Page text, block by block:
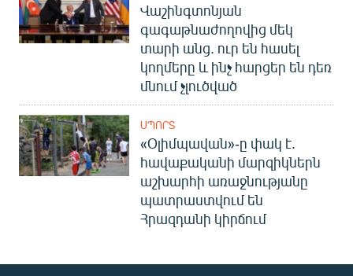
Վաշինգտոնյան
գագաթնաժողովից մեկ
տարի անց. ուր են հասել
կողմերը և ինչ հարցեր են դեռ
մնում չլուծված
ՍՊՈՐՏ
«Օլիմպավան»-ը փակ է.
հավաքականի մարզիկներն
աշխարհի առաջնությանը
պատրաստվում են
Հրազդանի կիրճում